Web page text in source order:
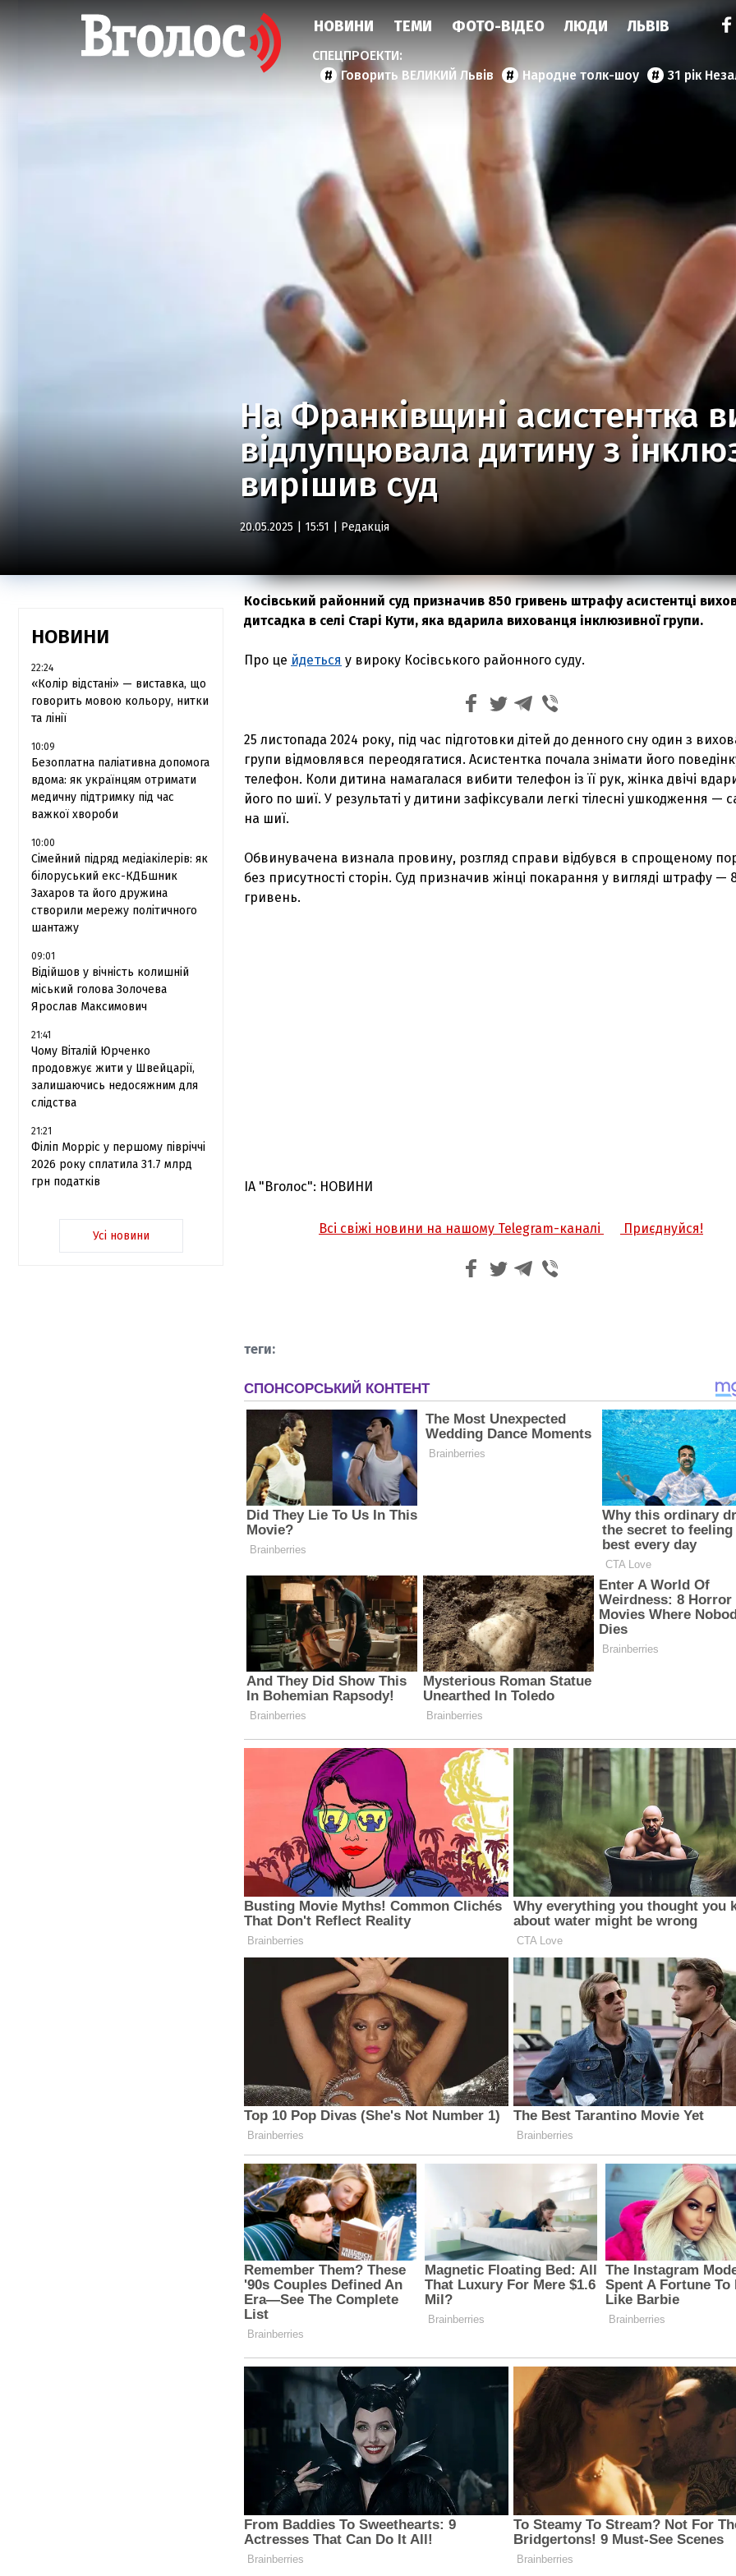
НОВИНИ ТЕМИ ФОТО-ВІДЕО ЛЮДИ ЛЬВІВ
Говорить ВЕЛИКИЙ Львів Народне толк-шоу 31 рік
На Франківщині асистентка
відлупцювала дитину з
вирішив суд
20.05.2025 | 15:51 | Редакція
НОВИНИ
22:24
«Колір відстані» — виставка, що
говорить мовою кольору, нитки
та лінії
10:09
Безоплатна паліативна допомога
вдома: як українцям отримати
медичну підтримку під час
важкої хвороби
10:00
Сімейний підряд медіакілерів: як
білоруський екс-КДБшник
Захаров та його дружина
створили мережу політичного
шантажу
09:01
Відійшов у вічність колишній
міський голова Золочева
Ярослав Максимович
21:41
Чому Віталій Юрченко
продовжує жити у Швейцарії,
залишаючись недосяжним для
слідства
21:21
Філіп Морріс у першому півріччі
2026 року сплатила 31.7 млрд
грн податків
Усі новини
Косівський районний суд призначив 850 гривень штрафу асистентці
дитсадка в селі Старі Кути, яка вдарила вихованця інклюзивної групи.
Про це йдеться у вироку Косівського районного суду.
25 листопада 2024 року, під час підготовки дітей до денного сну один з
групи відмовлявся переодягатися. Асистентка почала знімати його
телефон. Коли дитина намагалася вибити телефон із її рук, жінка двічі
його по шиї. У результаті у дитини зафіксували легкі тілесні ушкодження —
на шиї.
Обвинувачена визнала провину, розгляд справи відбувся в спрощеному
без присутності сторін. Суд призначив жінці покарання у вигляді штрафу —
гривень.
ІА "Вголос": НОВИНИ
Всі свіжі новини на нашому Telegram-каналі Приєднуйся!
З'явилося відео знищеного ворожого